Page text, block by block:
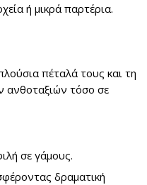
ή μικρά παρτέρια.
πέταλά τους και τη
ανθοταξιών τόσο σε
σε γάμους.
δραματική